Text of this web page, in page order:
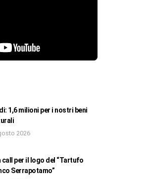
1,6 milioni per i nostri beni
2026
call per il logo del “Tartufo
Serrapotamo”